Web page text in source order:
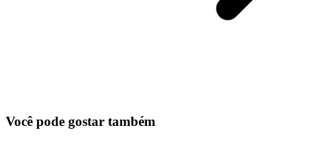
Você pode gostar também